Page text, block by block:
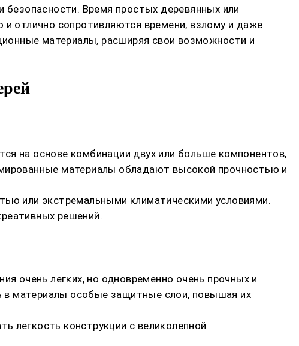
безопасности. Время простых деревянных или
отлично сопротивляются времени, взлому и даже
материалы, расширяя свои возможности и
на основе комбинации двух или больше компонентов,
материалы обладают высокой прочностью и
или экстремальными климатическими условиями.
решений.
очень легких, но одновременно очень прочных и
в материалы особые защитные слои, повышая их
легкость конструкции с великолепной